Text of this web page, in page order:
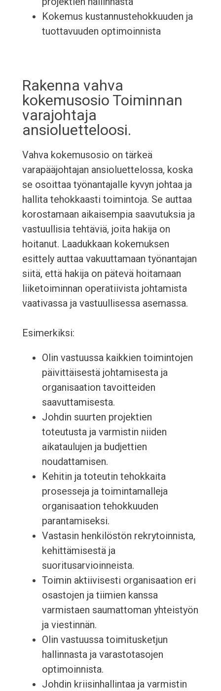
Kokemus kustannustehokkuuden ja
tuottavuuden optimoinnista
Rakenna vahva
kokemusosio Toiminnan
varajohtaja
ansioluetteloosi.
Vahva kokemusosio on tärkeä
varapääjohtajan ansioluettelossa, koska
se osoittaa työnantajalle kyvyn johtaa ja
hallita tehokkaasti toimintoja. Se auttaa
korostamaan aikaisempia saavutuksia ja
vastuullisia tehtäviä, joita hakija on
hoitanut. Laadukkaan kokemuksen
esittely auttaa vakuuttamaan työnantajan
siitä, että hakija on pätevä hoitamaan
liiketoiminnan operatiivista johtamista
vaativassa ja vastuullisessa asemassa.
Esimerkiksi:
Olin vastuussa kaikkien toimintojen
päivittäisestä johtamisesta ja
organisaation tavoitteiden
saavuttamisesta.
Johdin suurten projektien
toteutusta ja varmistin niiden
aikataulujen ja budjettien
noudattamisen.
Kehitin ja toteutin tehokkaita
prosesseja ja toimintamalleja
organisaation tehokkuuden
parantamiseksi.
Vastasin henkilöstön rekrytoinnista,
kehittämisestä ja
suoritusarvioinneista.
Toimin aktiivisesti organisaation eri
osastojen ja tiimien kanssa
varmistaen saumattoman yhteistyön
ja viestinnän.
Olin vastuussa toimitusketjun
hallinnasta ja varastotasojen
optimoinnista.
Johdin kriisinhallintaa ja varmistin